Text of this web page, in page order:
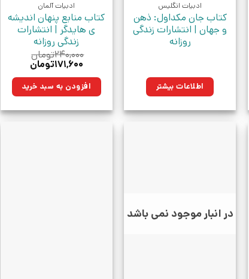
ادبیات انگلیس
کتاب جان مکداول: ذهن
و جهان | انتشارات زندگی
روزانه
اطلاعات بیشتر
ادبیات آلمان
کتاب منابع پنهان اندیشه
ی هایدگر | انتشارات
زندگی روزانه
۲۴۰,۰۰۰تومان
قیمت
۲۴۰,۰۰۰تومان
بود.
۱۷۱,۶۰۰تومان
۱۷۱,۶۰۰تومان.افزودن به سبد خرید
در انبار موجود نمی باشد